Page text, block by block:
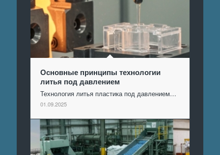
Основные принципы технологии
литья под давлением
Технология литья пластика под давлением…
01.09.2025